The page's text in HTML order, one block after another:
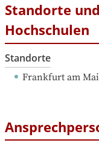
Standorte
Hochschulen
Standorte
Frankfurt am